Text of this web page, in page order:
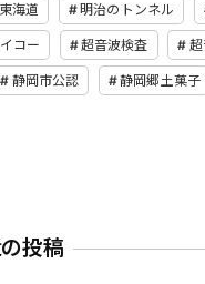
海道 明治のトンネル
コー 超音波検査
静岡市公認 静岡郷土菓子
投稿